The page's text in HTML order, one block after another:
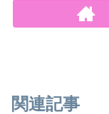
関連記事